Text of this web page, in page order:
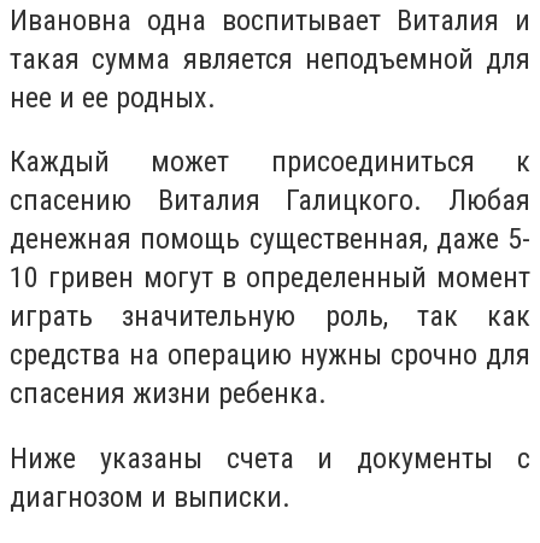
Ивановна одна воспитывает Виталия и
такая сумма является неподъемной для
нее и ее родных.
Каждый может присоединиться к
спасению Виталия Галицкого. Любая
денежная помощь существенная, даже 5-
10 гривен могут в определенный момент
играть значительную роль, так как
средства на операцию нужны срочно для
спасения жизни ребенка.
Ниже указаны счета и документы с
диагнозом и выписки.